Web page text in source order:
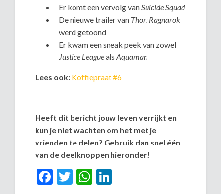
Er komt een vervolg van Suicide Squad
De nieuwe trailer van Thor: Ragnarok
werd getoond
Er kwam een sneak peek van zowel
Justice LeaguealsAquaman
Lees ook: Koffiepraat #6
Heeft dit bericht jouw leven verrijkt en
kun je niet wachten om het met je
vrienden te delen? Gebruik dan snel één
van de deelknoppen hieronder!
Facebook
TwitterWhatsApp